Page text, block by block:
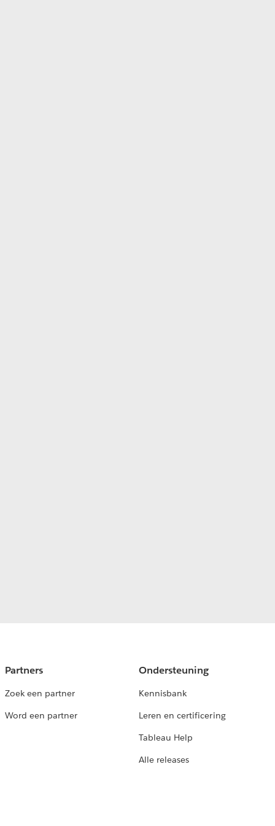
Partners
Zoek een partner
Word een partner
Ondersteuning
Kennisbank
Leren en certificering
Tableau Help
Alle releases